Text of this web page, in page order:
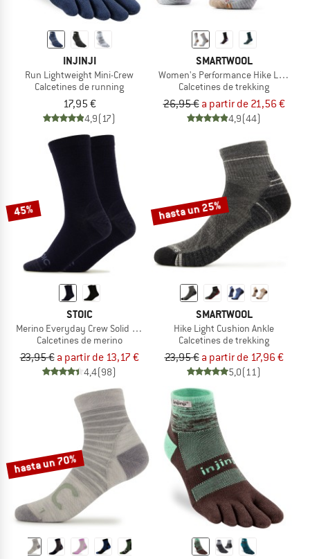
INJINJI
Run Lightweight Mini-Crew
Calcetines de running
17,95 €
4,9(17)
SMARTWOOL
Women's Performance Hike Light
Calcetines de trekking
26,95 € a partir de 21,56 €
4,9(44)
45%
STOIC
Merino Everyday Crew Solid Socks
Calcetines de merino
23,95 € a partir de 13,17 €
4,4(98)
hasta un 25%
SMARTWOOL
Hike Light Cushion Ankle
Calcetines de trekking
23,95 € a partir de 17,96 €
5,0(11)
hasta un 70%